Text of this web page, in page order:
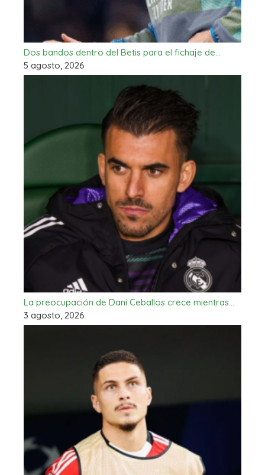
Dos bandos dentro del Betis para el fichaje de…
5 agosto, 2026
La preocupación de Dani Ceballos crece mientras…
3 agosto, 2026